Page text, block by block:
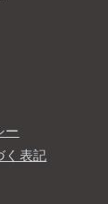
ー
く表記